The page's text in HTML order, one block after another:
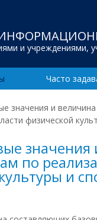
и учреждениями,
Часто
значения и
физической
по
и